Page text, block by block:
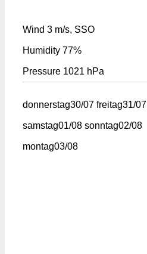
Wind 3 m/s, SSO
Humidity 77%
Pressure 1021 hPa
donnerstag30/07 freitag31/07
samstag01/08 sonntag02/08
montag03/08